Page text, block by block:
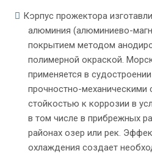
Корпус прожектора
алюминия (алюминиево-
покрытием методом
полимерной окраской.
применяется в
прочностно-механическими
стойкостью к коррозии в
в том числе в прибрежных
районах озер или рек.
охлаждения создает